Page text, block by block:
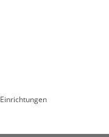
Einrichtungen